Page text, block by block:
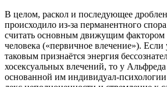
В целом, раскол и последующее
происходило из-за перманентного
считать основным движущим фактором
человека («первичное влечение»).
таковым признаётся энергия
хосексуальных влечений, то у
основанной им индивидуал-психологии